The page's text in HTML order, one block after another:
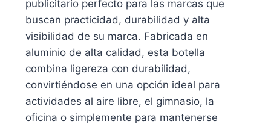
publicitario perfecto para las marcas que
buscan practicidad, durabilidad y alta
visibilidad de su marca. Fabricada en
aluminio de alta calidad, esta botella
combina ligereza con durabilidad,
convirtiéndose en una opción ideal para
actividades al aire libre, el gimnasio, la
oficina o simplemente para mantenerse